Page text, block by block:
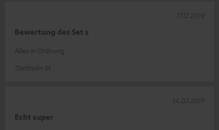
Bewertung des Set s
Alles in Ordnung
Diethelm M.
17.12.2019
Echt super
14.02.2019